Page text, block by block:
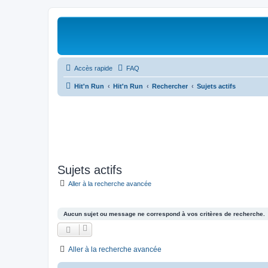
Accès rapide FAQ
Hit'n Run Hit'n Run Rechercher Sujets actifs
Sujets actifs
Aller à la recherche avancée
Aucun sujet ou message ne correspond à vos critères de recherche.
Aller à la recherche avancée